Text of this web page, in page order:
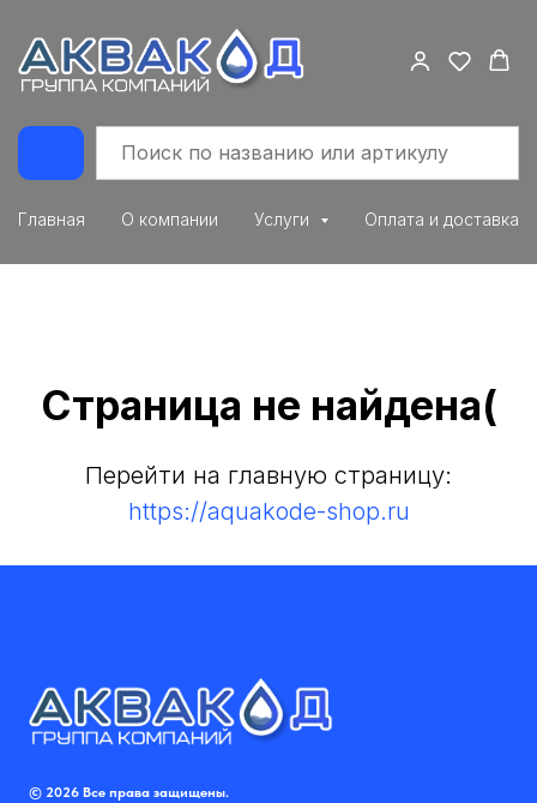
Главная О компании Услуги Оплата и доставка
Страница не найдена(
Перейти на главную страницу:
https://aquakode-shop.ru
© 2026 Все права защищены.